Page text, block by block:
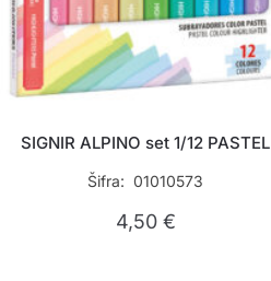
SIGNIR ALPINO set 1/12 PASTEL
Šifra: 01010573
4,50 €